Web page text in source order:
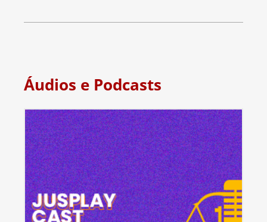
Áudios e Podcasts